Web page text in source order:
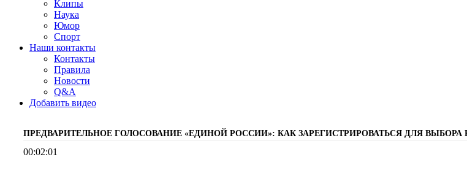
Клипы
Наука
Юмор
Спорт
Наши контакты
Контакты
Правила
Новости
Q&A
Добавить видео
ПРЕДВАРИТЕЛЬНОЕ ГОЛОСОВАНИЕ «ЕДИНОЙ РОССИИ»: КАК ЗАРЕГИСТРИРОВАТЬСЯ ДЛЯ
00:02:01